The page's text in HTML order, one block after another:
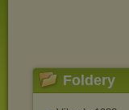
Foldery